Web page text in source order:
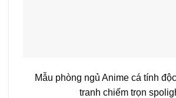
Mẫu phòng ngủ Anime cá tính
tranh chiếm trọn